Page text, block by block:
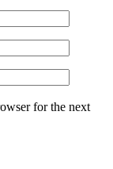
for the next